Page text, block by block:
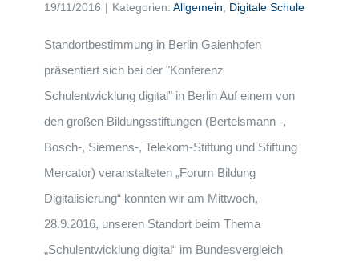
19/11/2016 | Kategorien: Allgemein Digitale Schule
Standortbestimmung in Berlin Gaienhofen
präsentiert sich bei der "Konferenz
Schulentwicklung digital" in Berlin Auf einem von
den großen Bildungsstiftungen (Bertelsmann -,
Bosch-, Siemens-, Telekom-Stiftung und Stiftung
Mercator) veranstalteten „Forum Bildung
Digitalisierung“ konnten wir am Mittwoch,
28.9.2016, unseren Standort beim Thema
„Schulentwicklung digital“ im Bundesvergleich